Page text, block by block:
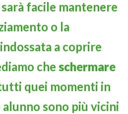
facile mantenere
o la
a coprire
che schermare
quei momenti in
sono più vicini